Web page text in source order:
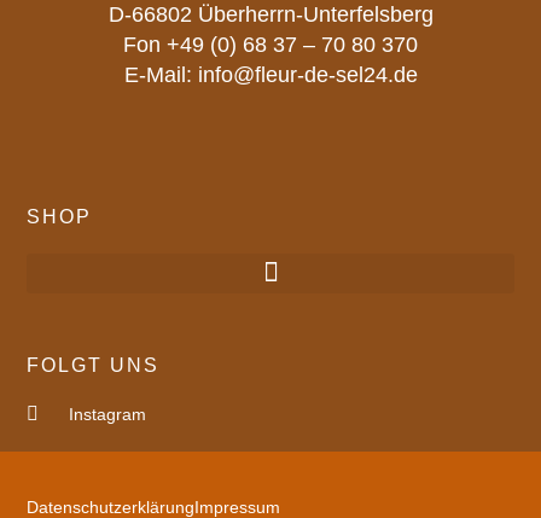
D-66802 Überherrn-Unterfelsberg
Fon +49 (0) 68 37 – 70 80 370
E-Mail: info@fleur-de-sel24.de
SHOP
FOLGT UNS
Instagram
DatenschutzerklärungImpressum